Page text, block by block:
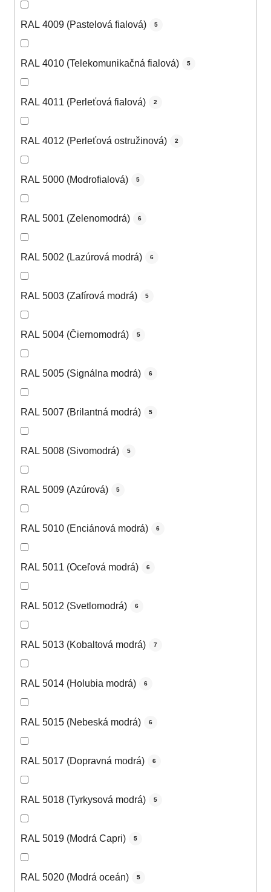
RAL 4009 (Pastelová fialová) 5
RAL 4010 (Telekomunikačná fialová) 5
RAL 4011 (Perleťová fialová) 2
RAL 4012 (Perleťová ostružinová) 2
RAL 5000 (Modrofialová) 5
RAL 5001 (Zelenomodrá) 6
RAL 5002 (Lazúrová modrá) 6
RAL 5003 (Zafírová modrá) 5
RAL 5004 (Čiernomodrá) 5
RAL 5005 (Signálna modrá) 6
RAL 5007 (Brilantná modrá) 5
RAL 5008 (Sivomodrá) 5
RAL 5009 (Azúrová) 5
RAL 5010 (Enciánová modrá) 6
RAL 5011 (Oceľová modrá) 6
RAL 5012 (Svetlomodrá) 6
RAL 5013 (Kobaltová modrá) 7
RAL 5014 (Holubia modrá) 6
RAL 5015 (Nebeská modrá) 6
RAL 5017 (Dopravná modrá) 6
RAL 5018 (Tyrkysová modrá) 5
RAL 5019 (Modrá Capri) 5
RAL 5020 (Modrá oceán) 5